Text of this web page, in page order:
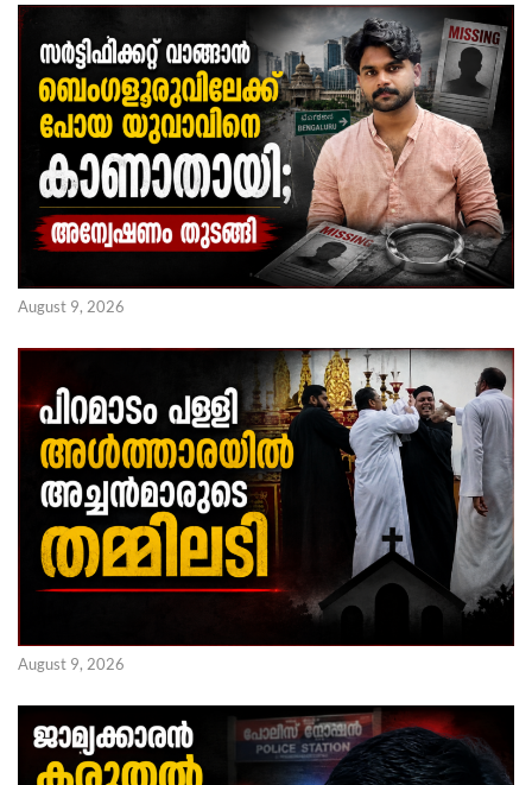
August 9, 2026
August 9, 2026